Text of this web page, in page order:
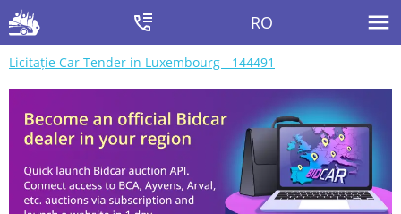
RO
Licitație Car Tender in Luxembourg - 144491